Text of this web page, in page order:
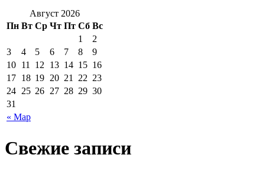
Август 2026
Пн Вт Ср Чт Пт Сб Вс
« Мар
1
2
3
4 5 6 7 8
9
10 11 12 13 14 15 16
17 18 19 20 21 22 23
24 25 26 27 28 29 30
31
Свежие записи